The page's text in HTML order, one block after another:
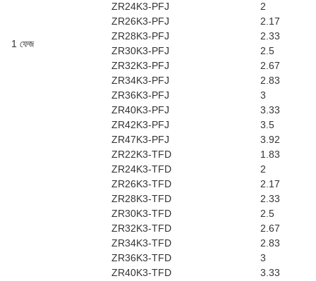
1 ফেজ
ZR24K3-PFJ
2
ZR26K3-PFJ
2.17
ZR28K3-PFJ
2.33
ZR30K3-PFJ
2.5
ZR32K3-PFJ
2.67
ZR34K3-PFJ
2.83
ZR36K3-PFJ
3
ZR40K3-PFJ
3.33
ZR42K3-PFJ
3.5
ZR47K3-PFJ
3.92
ZR22K3-TFD
1.83
ZR24K3-TFD
2
ZR26K3-TFD
2.17
ZR28K3-TFD
2.33
ZR30K3-TFD
2.5
ZR32K3-TFD
2.67
ZR34K3-TFD
2.83
ZR36K3-TFD
3
ZR40K3-TFD
3.33